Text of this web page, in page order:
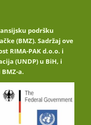
podršku
(BMZ). Sadržaj ove
RIMA-PAK d.o.o. i
(UNDP) u BiH, i
a.